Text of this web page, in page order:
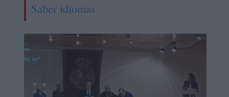
Saber idiomas